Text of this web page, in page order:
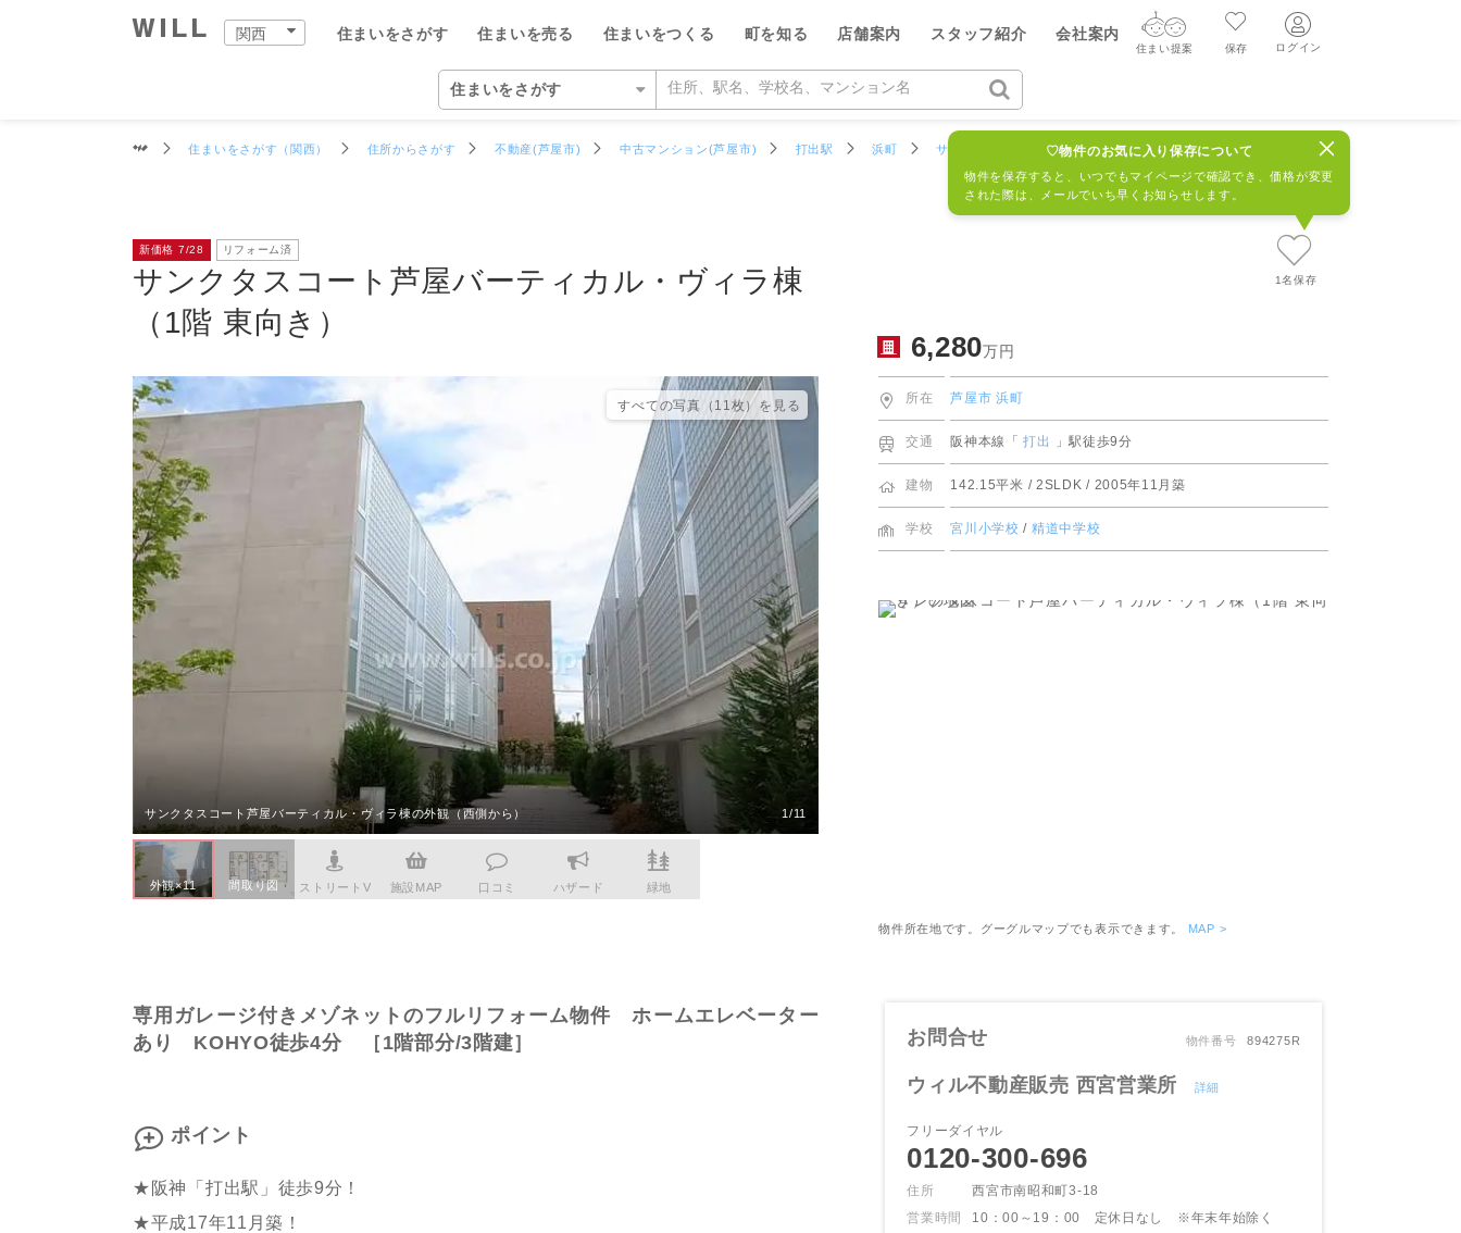
関西 住まいをさがす 住まいを売る 住まいをつくる 町を知る 店舗案内 スタッフ紹介 会社案内
ログイン
保存
住まい提案
住まいをさがす
住まいをさがす
営業所をさがす
スタッフをさがす
新規会員登録
AIウィルくんの提案
AI住まい提案を受ける
価格査定を依頼する
相場データを依頼する
ログイン
新規会員登録
住まいをさがす（関西）
特徴からさがす
投資用物件をさがす
新着物件をさがす
価格変更物件をさがす
シンプル検索
AIでさがす
相場データ提供サービス
買替えシミュレーション
買替え成功のポイント
不動産相場価格推定システム
購入時・購入後のサポート
不動産用語
住まいをさがすときに役立つ読みもの
住まいを売る（関西）
チームで売却をサポート
建物の検査と保証サービス
AI査定＋チャット相談
相場データ提供サービス
買替えシミュレーション
お客さまの声（売却）
売主さま向けのサービス
割引サービスの案内
住まいを売るときに役立つ読みもの
不動産の売却Q&A
マンガで分かる住まいの売却
ピッタリ売却スタイル診断
売却に関する問合せ
中古×リフォーム（関西）
中古×リフォームとは
安心の自社施工・自社管理体制
知っておきたいトラブル
購入時・購入後のサポート
リフォームするときに役立つ読みもの
町を知る（関西） TOP
西宮市
芦屋市
川西市
川辺郡猪名川町
神戸市灘区
吹田市
豊能郡豊能町
茨木市
摂津市
高槻市
関西の店舗一覧 TOP
塚口営業所
伊丹営業所
川西営業所
茨木営業所
高槻営業所
本町営業所
ウィルグループの全スタッフ
ョンズのスタッフ
デザイン・コンサルティング
企業情報 TOP
トップメッセージ
歴史・沿革
組織図
開発分譲実績
本社へのアクセス
採用情報
CSR活動
ウィルのストーリー
会社への問合せ
リフォーム・リノベーション事業
開発分譲事業
ファイナンシャルプランニング事業
家具事業
広告代理・クリエイティブ事業
コンサルティング事業
デジタルマーケティング事業
決算発表
IRカレンダー
IRライブラリー
電子公告
株式関連情報
会社見学会
IRに関する問合せ
サンクタスコート芦屋バーティカル・ヴィラ棟 6,280 万円 物件番号 894275R 質問・見学予約する
住まいをさがす（関西） 住所からさがす 不動産(芦屋市) 中古マンション(芦屋市) 打出駅 浜町 サンクタスコート芦屋バーティカル・ヴィラ棟 894275R
♡物件のお気に入り保存について
物件を保存すると、いつでもマイページで確認でき、価格が変更
された際は、メールでいち早くお知らせします。
1名保存
新価格 7/28 リフォーム済
サンクタスコート芦屋バーティカル・ヴィラ棟
（1階 東向き）
6,280万円
すべての写真（11枚）を⾒る
サンクタスコート芦屋バーティカル・ヴィラ棟の外観（西側から） 1/11
外観×11 間取り図 ストリートV 施設MAP 口コミ ハザード 緑地
所在 芦屋市浜町
交通 阪神本線「打出 」駅徒歩9分
建物 142.15平米 / 2SLDK / 2005年11月築
学校 宮川小学校/ 精道中学校
物件所在地です。グーグルマップでも表示できます。 MAP >
専用ガレージ付きメゾネットのフルリフォーム物件 ホームエレベーター
あり KOHYO徒歩4分 ［1階部分/3階建］
ポイント
★阪神「打出駅」徒歩9分！
★平成17年11月築！
お問合せ 物件番号 894275R
ウィル不動産販売 西宮営業所 詳細
フリーダイヤル
0120-300-696
住所
西宮市南昭和町3-18
営業時間
10：00～19：00 定休日なし ※年末年始除く